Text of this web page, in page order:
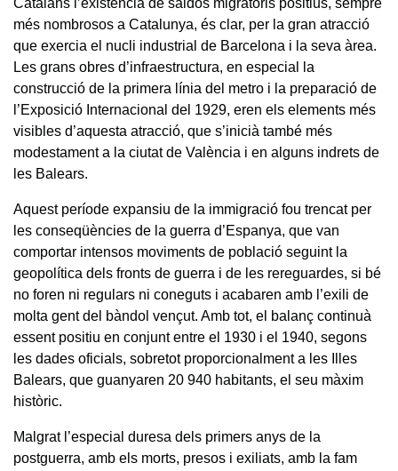
Catalans l’existència de saldos migratoris positius, sempre
més nombrosos a Catalunya, és clar, per la gran atracció
que exercia el nucli industrial de Barcelona i la seva àrea.
Les grans obres d’infraestructura, en especial la
construcció de la primera línia del metro i la preparació de
l’Exposició Internacional del 1929, eren els elements més
visibles d’aquesta atracció, que s’inicià també més
modestament a la ciutat de València i en alguns indrets de
les Balears.
Aquest període expansiu de la immigració fou trencat per
les conseqüències de la guerra d’Espanya, que van
comportar intensos moviments de població seguint la
geopolítica dels fronts de guerra i de les rereguardes, si bé
no foren ni regulars ni coneguts i acabaren amb l’exili de
molta gent del bàndol vençut. Amb tot, el balanç continuà
essent positiu en conjunt entre el 1930 i el 1940, segons
les dades oficials, sobretot proporcionalment a les Illes
Balears, que guanyaren 20 940 habitants, el seu màxim
històric.
Malgrat l’especial duresa dels primers anys de la
postguerra, amb els morts, presos i exiliats, amb la fam